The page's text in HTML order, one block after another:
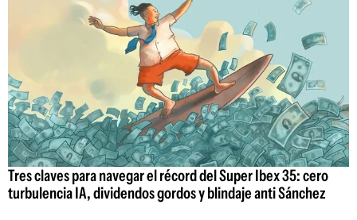
Tres claves para navegar el récord del Super Ibex 35: cero
turbulencia IA, dividendos gordos y blindaje anti Sánchez